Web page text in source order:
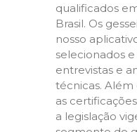
qualificados
Brasil. Os
nosso
selecionados
entrevistas e
técnicas. Além
as
a legislação